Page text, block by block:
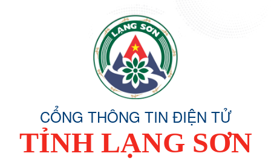
CỔNG THÔNG TIN ĐIỆN TỬ
TỈNH LẠNG SƠN